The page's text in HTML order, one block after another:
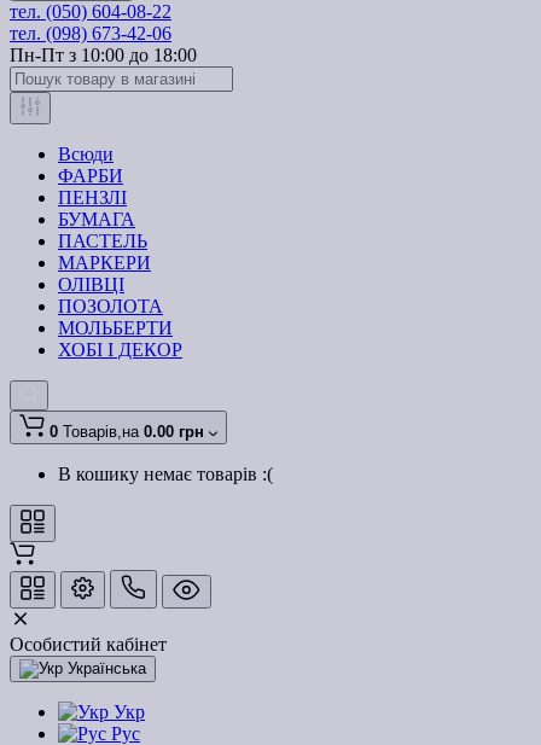
тел. (050) 604-08-22
тел. (098) 673-42-06
Пн-Пт з 10:00 до 18:00
Всюди
ФАРБИ
ПЕНЗЛІ
БУМАГА
ПАСТЕЛЬ
МАРКЕРИ
ОЛІВЦІ
ПОЗОЛОТА
МОЛЬБЕРТИ
ХОБІ І ДЕКОР
0 Товарів,на 0.00 грн
В кошику немає товарів :(
Особистий кабінет
Українська
Укр
Рус